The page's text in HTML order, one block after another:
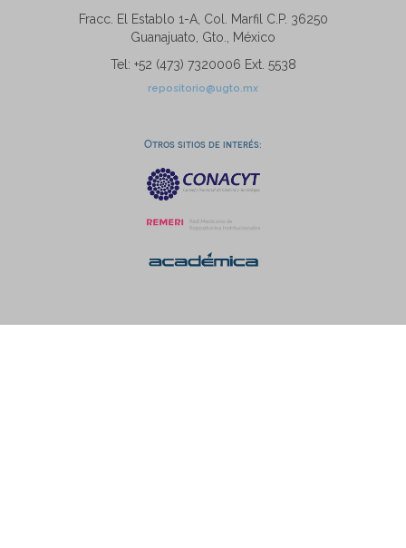
Fracc. El Establo 1-A, Col. Marfil C.P. 36250
Guanajuato, Gto., México
Tel: +52 (473) 7320006 Ext. 5538
repositorio@ugto.mx
Otros sitios de interés: